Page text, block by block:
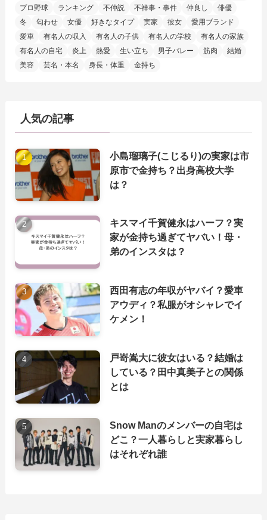
プロ野球
ランキング 不仲説 不祥事・事件 仲良し
俳優
冬
匂わせ 女優 好きなタイプ 実家 彼女
愛用ブランド
愛車
有名人の収入 有名人の子供 有名人の学校
有名人の家族
有名人の自宅
炎上 熱愛 生い立ち 男子バレー 筋肉
結婚
美容
芸名・本名 身長・体重 金持ち
人気の記事
小島瑠璃子(こじるり)の実家は市
原市で金持ち？出身高校大学
は？
キスマイ千賀健永はハーフ？実
家が金持ち過ぎてヤバい！母・
弟のインスタは？
西田有志の年収がヤバイ？愛車
アウディ？私服がオシャレでイ
ケメン！
戸嵜嵩大に彼女はいる？結婚は
している？田中真美子との関係
とは
Snow Manのメンバーの自宅は
どこ？一人暮らしと実家暮らし
はそれぞれ誰